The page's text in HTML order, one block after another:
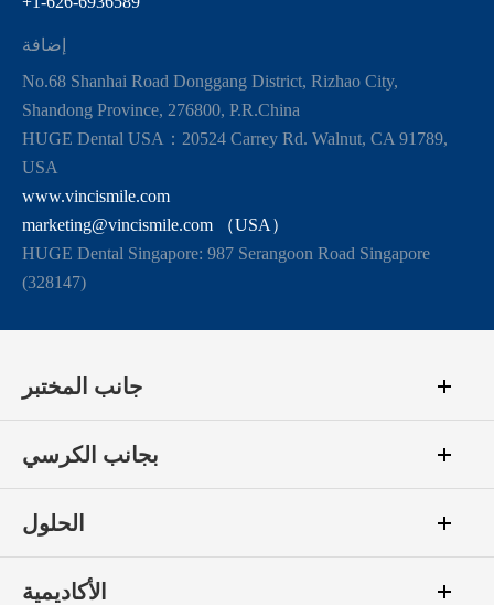
إضافة
No.68 Shanhai Road Donggang District, Rizhao City,
Shandong Province, 276800, P.R.China
HUGE Dental USA：20524 Carrey Rd. Walnut, CA 91789,
USA
www.vincismile.com
marketing@vincismile.com （USA）
HUGE Dental Singapore: 987 Serangoon Road Singapore
(328147)
جانب المختبر
بجانب الكرسي
الحلول
الأكاديمية